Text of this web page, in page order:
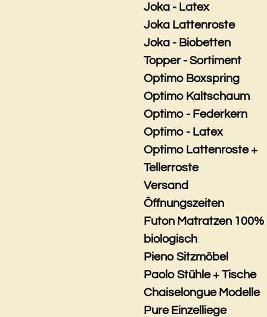
Joka - Latex
Joka Lattenroste
Joka - Biobetten
Topper - Sortiment
Optimo Boxspring
Optimo Kaltschaum
Optimo - Federkern
Optimo - Latex
Optimo Lattenroste +
Tellerroste
Versand
Öffnungszeiten
Futon Matratzen 100%
biologisch
Pieno Sitzmöbel
Paolo Stühle + Tische
Chaiselongue Modelle
Pure Einzelliege